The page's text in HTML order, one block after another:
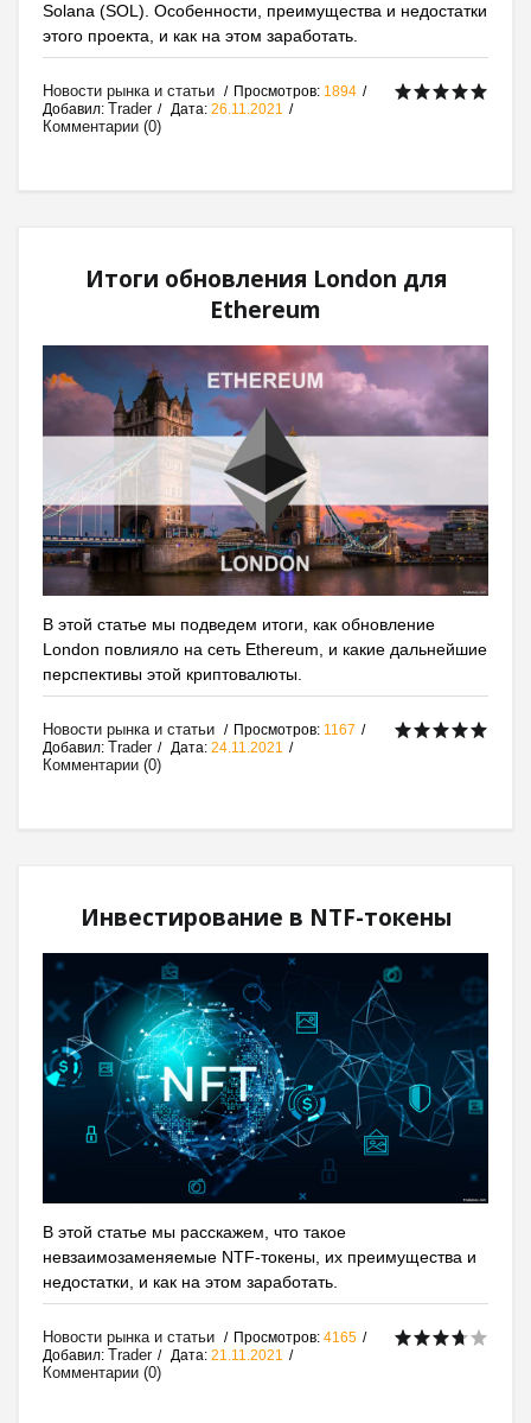
Solana (SOL). Особенности, преимущества и недостатки
этого проекта, и как на этом заработать.
Новости рынка и статьи Просмотров: 1894
Добавил: Trader Дата: 26.11.2021
Комментарии (0)
Итоги обновления London для
Ethereum
В этой статье мы подведем итоги, как обновление
London повлияло на сеть Ethereum, и какие дальнейшие
перспективы этой криптовалюты.
Новости рынка и статьи Просмотров: 1167
Добавил: Trader Дата: 24.11.2021
Комментарии (0)
Инвестирование в NTF-токены
В этой статье мы расскажем, что такое
невзаимозаменяемые NTF-токены, их преимущества и
недостатки, и как на этом заработать.
Новости рынка и статьи Просмотров: 4165
Добавил: Trader Дата: 21.11.2021
Комментарии (0)